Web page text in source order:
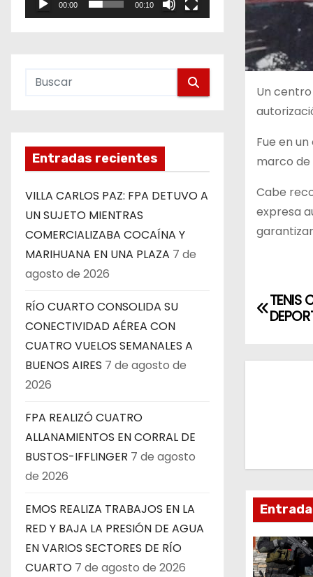
00:00 00:10
Entradas recientes
VILLA CARLOS PAZ: FPA DETUVO A
UN SUJETO MIENTRAS
COMERCIALIZABA COCAÍNA Y
MARIHUANA EN UNA PLAZA 7 de
agosto de 2026
RÍO CUARTO CONSOLIDA SU
CONECTIVIDAD AÉREA CON
CUATRO VUELOS SEMANALES A
BUENOS AIRES 7 de agosto de
2026
FPA REALIZÓ CUATRO
ALLANAMIENTOS EN CORRAL DE
BUSTOS-IFFLINGER 7 de agosto
de 2026
EMOS REALIZA TRABAJOS EN LA
RED Y BAJA LA PRESIÓN DE AGUA
EN VARIOS SECTORES DE RÍO
CUARTO 7 de agosto de 2026
Un
Fue en
marco de
Cabe
expresa
N
v
c
i
ó
n
TENIS